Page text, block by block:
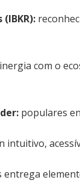
com o
populares
intuitivo,
entrega